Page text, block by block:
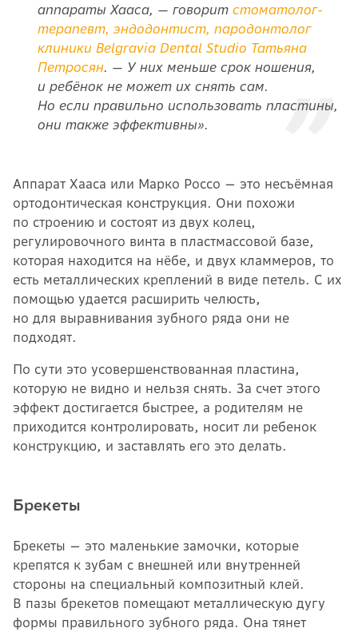
аппараты Хааса, — говорит стоматолог-
терапевт, эндодонтист, пародонтолог
клиники Belgravia Dental Studio Татьяна
Петросян. — У них меньше срок ношения,
и ребёнок не может их снять сам.
Но если правильно использовать пластины,
они также эффективны».
Аппарат Хааса или Марко Россо — это несъёмная
ортодонтическая конструкция. Они похожи
по строению и состоят из двух колец,
регулировочного винта в пластмассовой базе,
которая находится на нёбе, и двух кламмеров, то
есть металлических креплений в виде петель. С их
помощью удается расширить челюсть,
но для выравнивания зубного ряда они не
подходят.
По сути это усовершенствованная пластина,
которую не видно и нельзя снять. За счет этого
эффект достигается быстрее, а родителям не
приходится контролировать, носит ли ребенок
конструкцию, и заставлять его это делать.
Брекеты
Брекеты — это маленькие замочки, которые
крепятся к зубам с внешней или внутренней
стороны на специальный композитный клей.
В пазы брекетов помещают металлическую дугу
формы правильного зубного ряда. Она тянет